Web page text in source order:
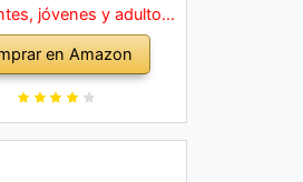
jóvenes y adultos,
con arco, colofonia,
de repuesto, soporte
maletín, abeto
en Amazon